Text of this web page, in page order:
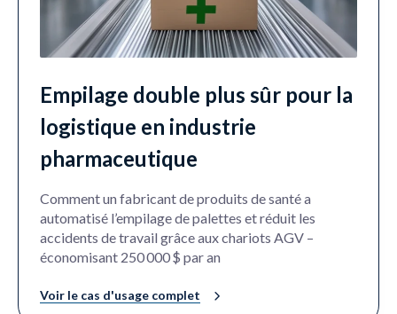
Empilage double plus sûr pour la
logistique en industrie
pharmaceutique
Comment un fabricant de produits de santé a
automatisé l’empilage de palettes et réduit les
accidents de travail grâce aux chariots AGV –
économisant 250 000 $ par an
Voir le cas d'usage complet